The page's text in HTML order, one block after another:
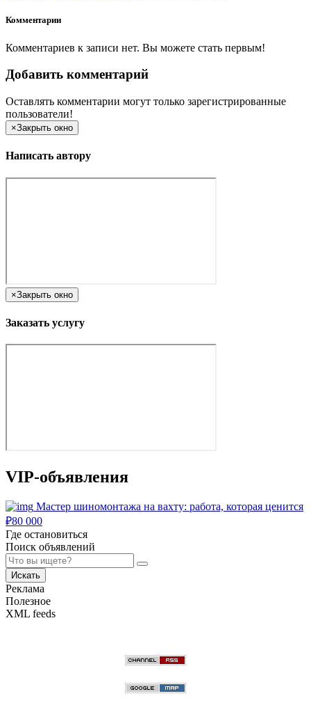
Комментарии
Комментариев к записи нет. Вы можете стать первым!
Добавить комментарий
Оставлять комментарии могут только зарегистрированные
пользователи!
×Закрыть окно
Написать автору
×Закрыть окно
Заказать услугу
VIP-объявления
Мастер шиномонтажа на вахту: работа, которая ценится
₽80 000
Где остановиться
Поиск объявлений
Искать
Реклама
Полезное
XML feeds